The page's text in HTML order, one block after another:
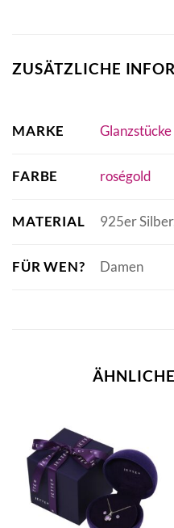
ZUSÄTZLICHE
MARKE
FARBE roségold
MATERIAL 925er
FÜR WEN? Damen